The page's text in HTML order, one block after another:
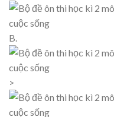
B.
>